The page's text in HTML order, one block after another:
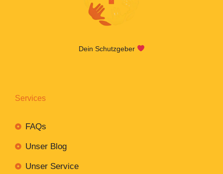
Dein Schutzgeber
Services
FAQs
Unser Blog
Unser Service